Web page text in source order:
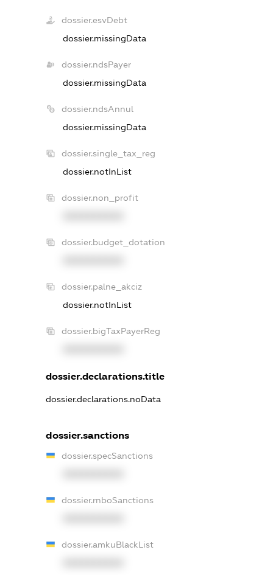
dossier.esvDebt
dossier.missingData
dossier.ndsPayer
dossier.missingData
dossier.ndsAnnul
dossier.missingData
dossier.single_tax_reg
dossier.notInList
dossier.non_profit
dossier.budget_dotation
dossier.palne_akciz
dossier.notInList
dossier.bigTaxPayerReg
dossier.declarations.title
dossier.declarations.noData
dossier.sanctions
dossier.specSanctions
dossier.rnboSanctions
dossier.amkuBlackList